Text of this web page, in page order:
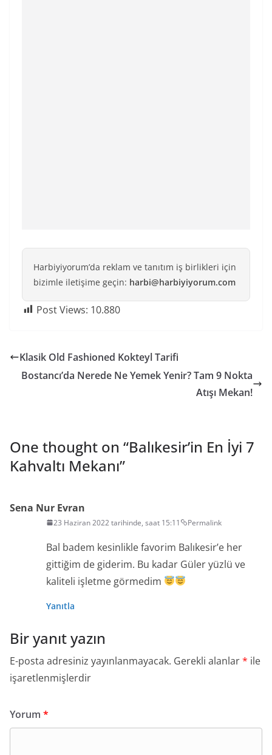
Harbiyiyorum’da reklam ve tanıtım iş birlikleri için
bizimle iletişime geçin: harbi@harbiyiyorum.com
Post Views: 10.880
Klasik Old Fashioned Kokteyl Tarifi
Bostancı’da Nerede Ne Yemek Yenir? Tam 9 Nokta
Atışı Mekan!
One thought on “Balıkesir’in En İyi 7
Kahvaltı Mekanı”
Sena Nur Evran
23 Haziran 2022 tarihinde, saat 15:11 Permalink
Bal badem kesinlikle favorim Balıkesir’e her
gittiğim de giderim. Bu kadar Güler yüzlü ve
kaliteli işletme görmedim
Yanıtla
Bir yanıt yazın
E-posta adresiniz yayınlanmayacak. Gerekli alanlar* ile
işaretlenmişlerdir
Yorum *